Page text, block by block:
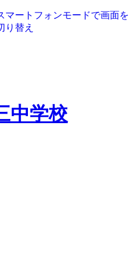
マートフォンモードで画面を
り替え
中学校